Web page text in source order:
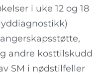
i uke 12 og 18
andre kosttilskudd
SM i nødstilfeller